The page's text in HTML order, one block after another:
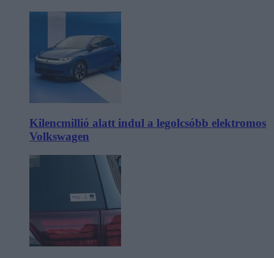
Kilencmillió alatt indul a legolcsóbb elektromos
Volkswagen